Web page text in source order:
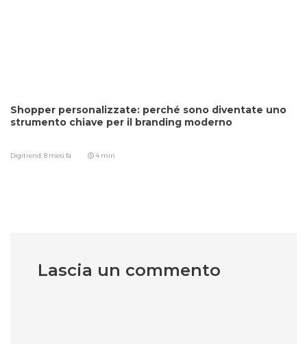
Shopper personalizzate: perché sono diventate uno
strumento chiave per il branding moderno
Digitrend,8 mesi fa 4 min
Lascia un commento